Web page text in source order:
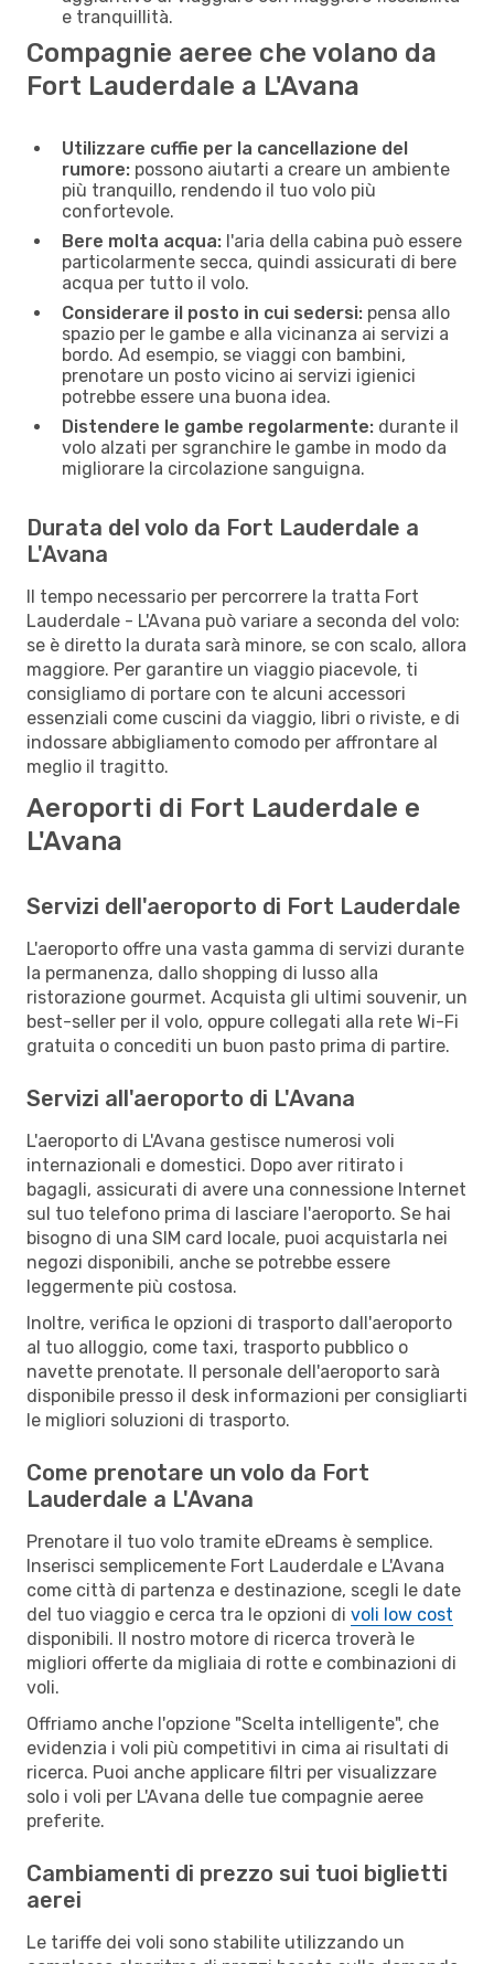
e tranquillità.
Compagnie aeree che volano da
Fort Lauderdale a L'Avana
Utilizzare cuffie per la cancellazione del
rumore: possono aiutarti a creare un ambiente
più tranquillo, rendendo il tuo volo più
confortevole.
Bere molta acqua: l'aria della cabina può essere
particolarmente secca, quindi assicurati di bere
acqua per tutto il volo.
Considerare il posto in cui sedersi: pensa allo
spazio per le gambe e alla vicinanza ai servizi a
bordo. Ad esempio, se viaggi con bambini,
prenotare un posto vicino ai servizi igienici
potrebbe essere una buona idea.
Distendere le gambe regolarmente: durante il
volo alzati per sgranchire le gambe in modo da
migliorare la circolazione sanguigna.
Durata del volo da Fort Lauderdale a
L'Avana
Il tempo necessario per percorrere la tratta Fort
Lauderdale - L'Avana può variare a seconda del volo:
se è diretto la durata sarà minore, se con scalo, allora
maggiore. Per garantire un viaggio piacevole, ti
consigliamo di portare con te alcuni accessori
essenziali come cuscini da viaggio, libri o riviste, e di
indossare abbigliamento comodo per affrontare al
meglio il tragitto.
Aeroporti di Fort Lauderdale e
L'Avana
Servizi dell'aeroporto di Fort Lauderdale
L'aeroporto offre una vasta gamma di servizi durante
la permanenza, dallo shopping di lusso alla
ristorazione gourmet. Acquista gli ultimi souvenir, un
best-seller per il volo, oppure collegati alla rete Wi-Fi
gratuita o concediti un buon pasto prima di partire.
Servizi all'aeroporto di L'Avana
L'aeroporto di L'Avana gestisce numerosi voli
internazionali e domestici. Dopo aver ritirato i
bagagli, assicurati di avere una connessione Internet
sul tuo telefono prima di lasciare l'aeroporto. Se hai
bisogno di una SIM card locale, puoi acquistarla nei
negozi disponibili, anche se potrebbe essere
leggermente più costosa.
Inoltre, verifica le opzioni di trasporto dall'aeroporto
al tuo alloggio, come taxi, trasporto pubblico o
navette prenotate. Il personale dell'aeroporto sarà
disponibile presso il desk informazioni per consigliarti
le migliori soluzioni di trasporto.
Come prenotare un volo da Fort
Lauderdale a L'Avana
Prenotare il tuo volo tramite eDreams è semplice.
Inserisci semplicemente Fort Lauderdale e L'Avana
come città di partenza e destinazione, scegli le date
del tuo viaggio e cerca tra le opzioni di voli low cost
disponibili. Il nostro motore di ricerca troverà le
migliori offerte da migliaia di rotte e combinazioni di
voli.
Offriamo anche l'opzione "Scelta intelligente", che
evidenzia i voli più competitivi in cima ai risultati di
ricerca. Puoi anche applicare filtri per visualizzare
solo i voli per L'Avana delle tue compagnie aeree
preferite.
Cambiamenti di prezzo sui tuoi biglietti
aerei
Le tariffe dei voli sono stabilite utilizzando un